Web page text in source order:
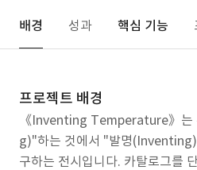
배경 성과 핵심 기능
프로젝트 배경
《Inventing Temperature》는
g)"하는 것에서 "발명
구하는 전시입니다. 카탈로그를